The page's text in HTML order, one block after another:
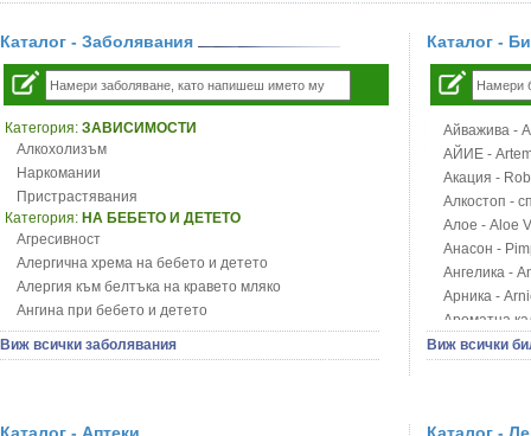
Каталог - Заболявания
Категория: ЗАВИСИМОСТИ
Алкохолизъм
Наркомании
Пристрастявания
Категория: НА БЕБЕТО И ДЕТЕТО
Агресивност
Алергична хрема на бебето и детето
Алергия към белтъка на кравето мляко
Ангина при бебето и детето
Анемия при бебето и детето
Апетит - пълни деца
Бронхиална астма при бебето и детето
Виж всички заболявания
Каталог -
Айважива -
АЙИЕ -
Акация -
Алкостоп -
Алое - Aloe
Анасон -
Ангелика -
Арника -
Ароматна
Арония -
Виж всички